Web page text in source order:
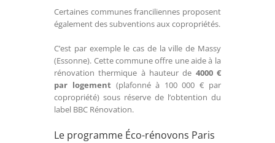
Certaines communes franciliennes proposent
également des subventions aux copropriétés.
C’est par exemple le cas de la ville de Massy
(Essonne). Cette commune offre une aide à la
rénovation thermique à hauteur de 4000 €
par logement (plafonné à 100 000 € par
copropriété) sous réserve de l’obtention du
label BBC Rénovation.
Le programme Éco-rénovons Paris